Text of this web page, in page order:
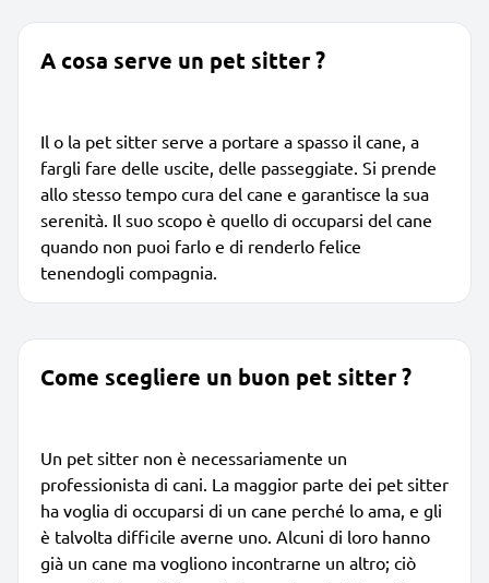
A cosa serve un pet sitter ?
Il o la pet sitter serve a portare a spasso il cane, a
fargli fare delle uscite, delle passeggiate. Si prende
allo stesso tempo cura del cane e garantisce la sua
serenità. Il suo scopo è quello di occuparsi del cane
quando non puoi farlo e di renderlo felice
tenendogli compagnia.
Come scegliere un buon pet sitter ?
Un pet sitter non è necessariamente un
professionista di cani. La maggior parte dei pet sitter
ha voglia di occuparsi di un cane perché lo ama, e gli
è talvolta difficile averne uno. Alcuni di loro hanno
già un cane ma vogliono incontrarne un altro; ciò